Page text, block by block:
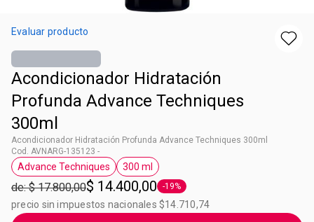
Evaluar producto
Acondicionador Hidratación
Profunda Advance Techniques
300ml
Acondicionador Hidratación Profunda Advance Techniques 300ml
Cod. AVNARG-135123 -
Etiqueta Advance Techniques
Advance Techniques
Etiqueta 300 ml
300 ml
de: $ 17.800,00$ 14.400,00 Etiqueta -19%
-19%
precio sin impuestos nacionales $14.710,74